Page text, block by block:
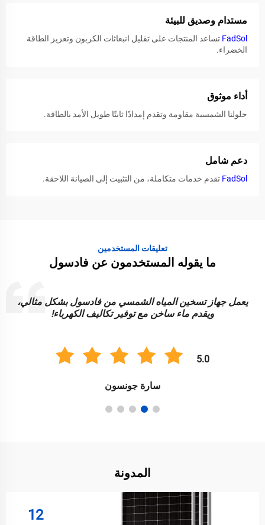
مستدام وصديق للبيئة
FadSolتساعد المنتجات على تقليل انبعاثات الكربون وتعزيز الطاقة
الخضراء.
أداء موثوق
حلولنا الشمسية مقاومة وتقدم إمدادًا ثابتًا طويل الأمد بالطاقة.
دعم شامل
FadSolتقدم خدمات متكاملة، من التثبيت إلى الصيانة اللاحقة.
تعليقات المستخدمين
ما يقوله المستخدمون عن فادسول
إن أضواء الطاقة الشمسية من فادسول زاهية ومتينة وموثوقة.
رائعة لإضاءة حديقتي بطريقة مستدامة!
5.0
أنيل سينغ
المدونة
12